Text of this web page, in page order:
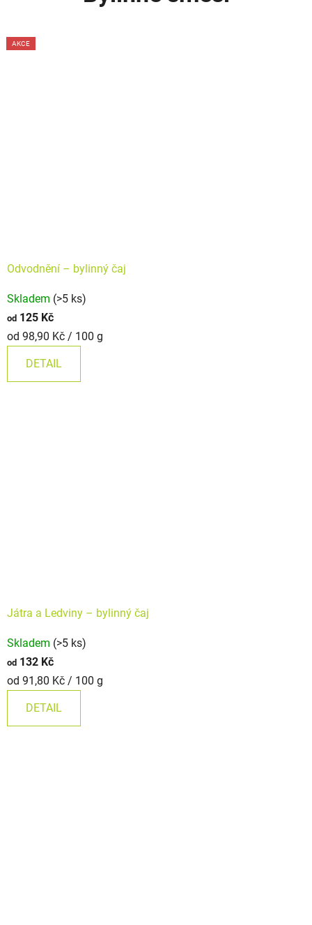
TIP
Odvodnění –⁠⁠⁠⁠⁠ bylinný čaj
hodnocení
produktu
je
z
Skladem (>5 ks)
od 125 Kč
Měrná
od 98,90 Kč / 100 g
DETAIL
Játra a Ledviny –⁠⁠⁠⁠⁠ bylinný čaj
hodnocení
produktu
je
z
Skladem (>5 ks)
od 132 Kč
Měrná
od 91,80 Kč / 100 g
DETAIL
AKCE